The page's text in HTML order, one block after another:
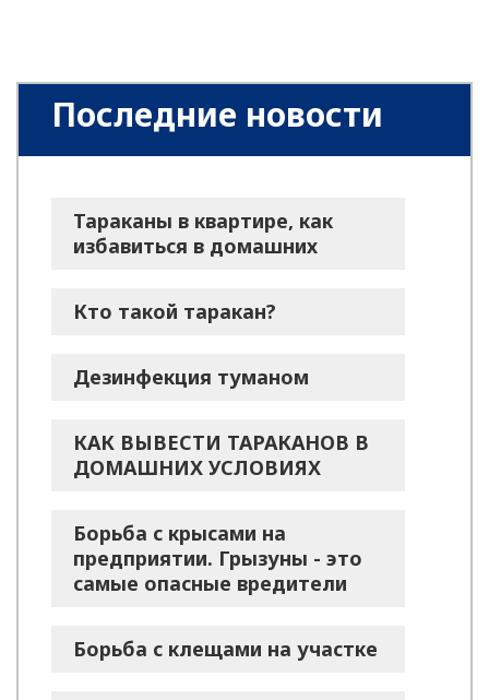
Последние новости
Тараканы в квартире, как
избавиться в домашних
Кто такой таракан?
Дезинфекция туманом
КАК ВЫВЕСТИ ТАРАКАНОВ В
ДОМАШНИХ УСЛОВИЯХ
Борьба с крысами на
предприятии. Грызуны - это
самые опасные вредители
Борьба с клещами на участке